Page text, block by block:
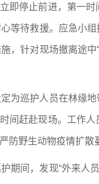
即停止前进，第一
等待救援。应急小组
，针对现场撤离途中
为巡护人员在林缘
间赶赴现场。工作
防野生动物疫情扩散
期间，发现“外来人